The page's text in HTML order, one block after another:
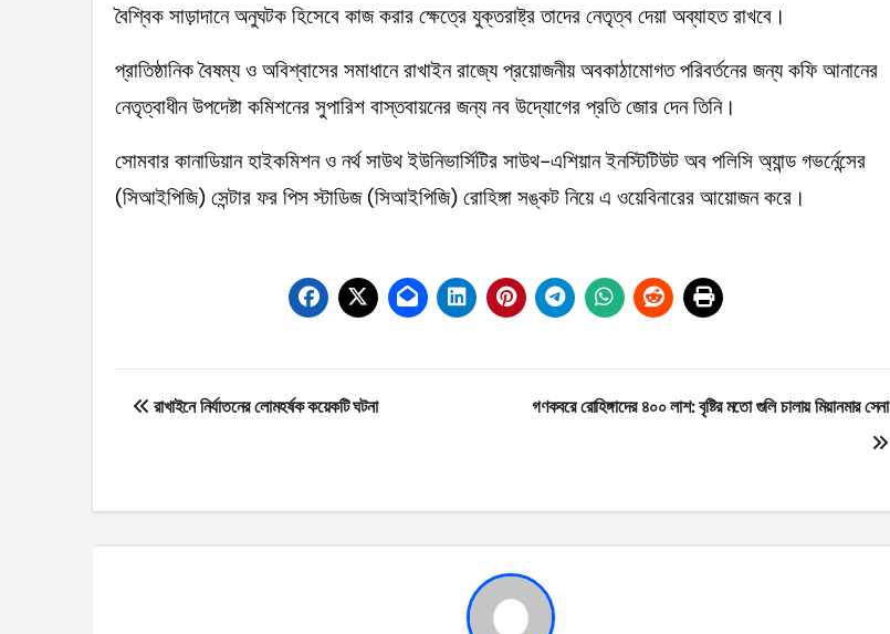
বৈশ্বিক সাড়াদানে অনুঘটক হিসেবে কাজ করার ক্ষেত্রে যুক্তরাষ্ট্র তাদের নেতৃত্ব দেয়া অব্যাহত রাখবে।
প্রাতিষ্ঠানিক বৈষম্য ও অবিশ্বাসের সমাধানে রাখাইন রাজ্যে প্রয়োজনীয় অবকাঠামোগত পরিবর্তনের জন্য কফি আনানের
নেতৃত্বাধীন উপদেষ্টা কমিশনের সুপারিশ বাস্তবায়নের জন্য নব উদ্যোগের প্রতি জোর দেন তিনি।
সোমবার কানাডিয়ান হাইকমিশন ও নর্থ সাউথ ইউনিভার্সিটির সাউথ-এশিয়ান ইনস্টিটিউট অব পলিসি অ্যান্ড গভর্নেন্সের
(সিআইপিজি) সেন্টার ফর পিস স্টাডিজ (সিআইপিজি) রোহিঙ্গা সঙ্কট নিয়ে এ ওয়েবিনারের আয়োজন করে।
Post
রাখাইনে নির্যাতনের লোমহর্ষক কয়েকটি ঘটনা গণকবরে রোহিঙ্গাদের ৪০০ লাশ: বৃষ্টির মতো গুলি চালায় মিয়ানমার সেনা